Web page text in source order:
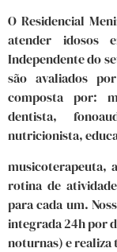
O Residencial
atender idosos
Independente do
são avaliados
composta por:
dentista,
nutricionista,
musicoterapeuta,
rotina de
para cada um.
integrada 24h por
noturnas) e realiza